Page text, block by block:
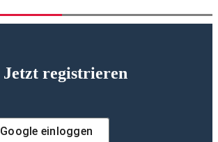
Jetzt registrieren
Google einloggen